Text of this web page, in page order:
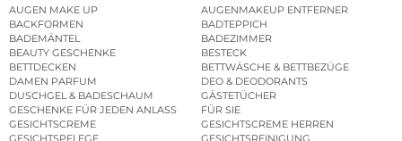
AUGEN MAKE UP
AUGENMAKEUP ENTFERNER
BACKFORMEN
BADTEPPICH
BADEMÄNTEL
BADEZIMMER
BEAUTY GESCHENKE
BESTECK
BETTDECKEN
BETTWÄSCHE & BETTBEZÜGE
DAMEN PARFUM
DEO & DEODORANTS
DUSCHGEL & BADESCHAUM
GÄSTETÜCHER
GESCHENKE FÜR JEDEN ANLASS
FÜR SIE
GESICHTSCREME
GESICHTSCREME HERREN
GESICHTSPFLEGE
GESICHTSREINIGUNG